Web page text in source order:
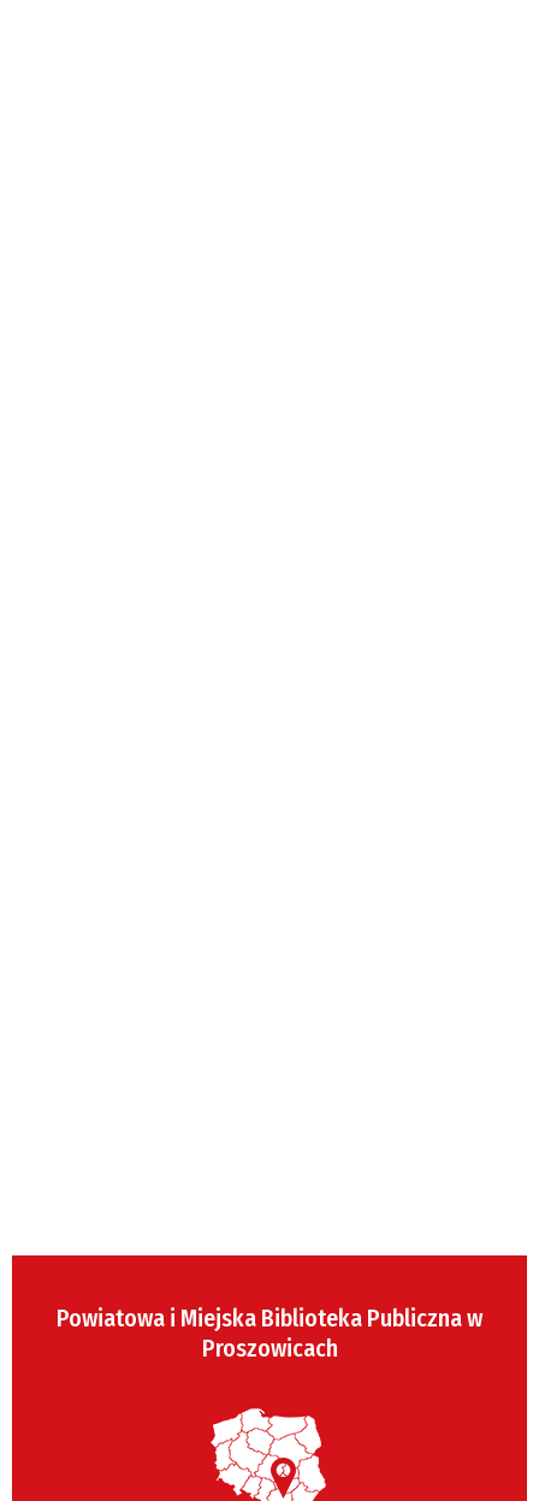
Powiatowa i Miejska Biblioteka Publiczna w
Proszowicach